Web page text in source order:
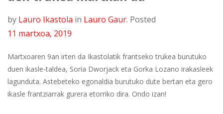
by Lauro Ikastola in Lauro Gaur. Posted
11 martxoa, 2019
Martxoaren 9an irten da Ikastolatik frantseko trukea burutuko
duen ikasle-taldea, Soria Dworjack eta Gorka Lozano irakasleek
lagunduta. Astebeteko egonaldia burutuko dute bertan eta gero
ikasle frantziarrak gurera etorriko dira. Ondo izan!